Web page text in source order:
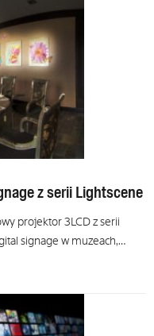
z serii Lightscene
projektor 3LCD z serii
signage w muzeach,…